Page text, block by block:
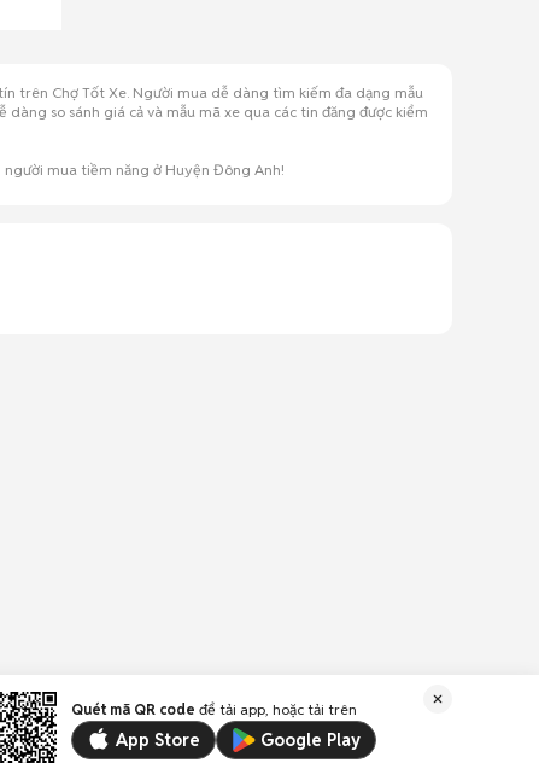
trên Chợ Tốt Xe. Người mua dễ dàng tìm kiếm đa dạng mẫu
so sánh giá cả và mẫu mã xe qua các tin đăng được kiểm
mua tiềm năng ở Huyện Đông Anh!
Quét mã QR code để tải app, hoặc tải trên
App Store Google Play